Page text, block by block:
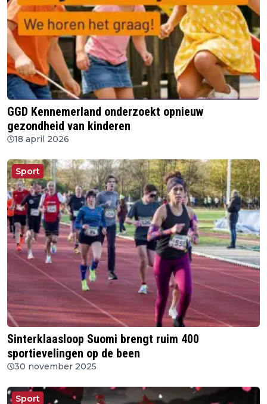
GGD Kennemerland onderzoekt opnieuw
gezondheid van kinderen
18 april 2026
Sport
Sinterklaasloop Suomi brengt ruim 400
sportievelingen op de been
30 november 2025
Sport